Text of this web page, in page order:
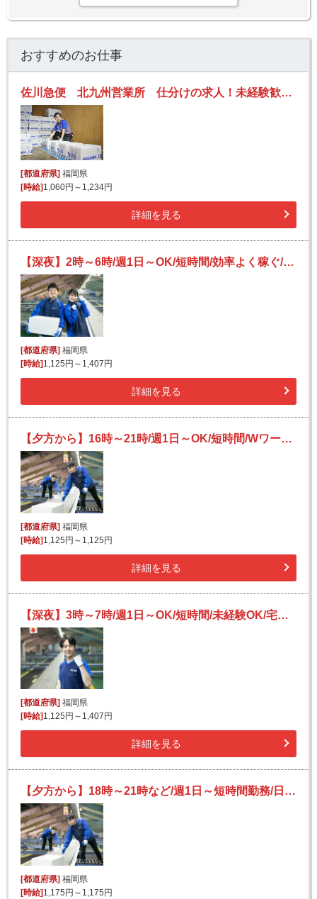
おすすめのお仕事
佐川急便 北九州営業所 仕分けの求人！未経験歓迎！先輩たちがサポートします♪
[都道府県] 福岡県
[時給] 1,060円～1,234円
詳細を見る
【深夜】2時～6時/週1日～OK/短時間/効率よく稼ぐ/未経験OK/宅配便の仕分け
[都道府県] 福岡県
[時給] 1,125円～1,407円
詳細を見る
【夕方から】16時～21時/週1日～OK/短時間/Wワークにも/未経験OK/宅配便の仕分け
[都道府県]福岡県
[時給]1,125円～1,125円
詳細を見る
【深夜】3時～7時/週1日～OK/短時間/未経験OK/宅配便の仕分け
[都道府県] 福岡県
[時給] 1,125円～1,407円
詳細を見る
【夕方から】18時～21時など/週1日～短時間勤務/日払いOK(規定有)/副業可/未経験OK
[都道府県] 福岡県
[時給] 1,175円～1,175円